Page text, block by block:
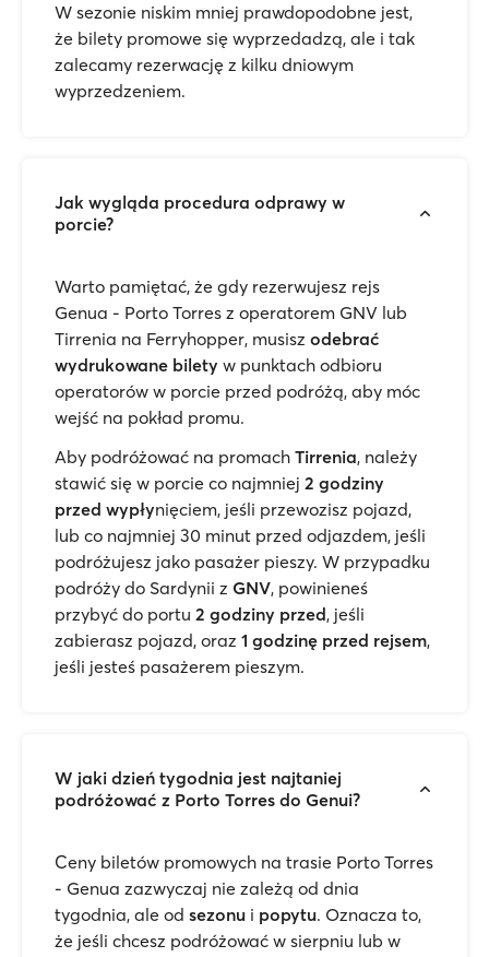
W sezonie niskim mniej prawdopodobne jest,
że bilety promowe się wyprzedadzą, ale i tak
zalecamy rezerwację z kilku dniowym
wyprzedzeniem.
Jak wygląda procedura odprawy w
porcie?
Warto pamiętać, że gdy rezerwujesz rejs
Genua - Porto Torres z operatorem GNV lub
Tirrenia na Ferryhopper, musisz odebrać
wydrukowane bilety w punktach odbioru
operatorów w porcie przed podróżą, aby móc
wejść na pokład promu.
Aby podróżować na promach Tirrenia, należy
stawić się w porcie co najmniej 2 godziny
przed wypłynięciem, jeśli przewozisz pojazd,
lub co najmniej 30 minut przed odjazdem, jeśli
podróżujesz jako pasażer pieszy. W przypadku
podróży do Sardynii z GNV, powinieneś
przybyć do portu 2 godziny przed, jeśli
zabierasz pojazd, oraz 1 godzinę przed rejsem,
jeśli jesteś pasażerem pieszym.
W jaki dzień tygodnia jest najtaniej
podróżować z Porto Torres do Genui?
Ceny biletów promowych na trasie Porto Torres
- Genua zazwyczaj nie zależą od dnia
tygodnia, ale od sezonu i popytu. Oznacza to,
że jeśli chcesz podróżować w sierpniu lub w